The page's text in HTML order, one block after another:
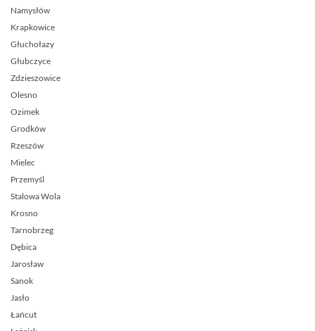
Namysłów
Krapkowice
Głuchołazy
Głubczyce
Zdzieszowice
Olesno
Ozimek
Grodków
Rzeszów
Mielec
Przemyśl
Stalowa Wola
Krosno
Tarnobrzeg
Dębica
Jarosław
Sanok
Jasło
Łańcut